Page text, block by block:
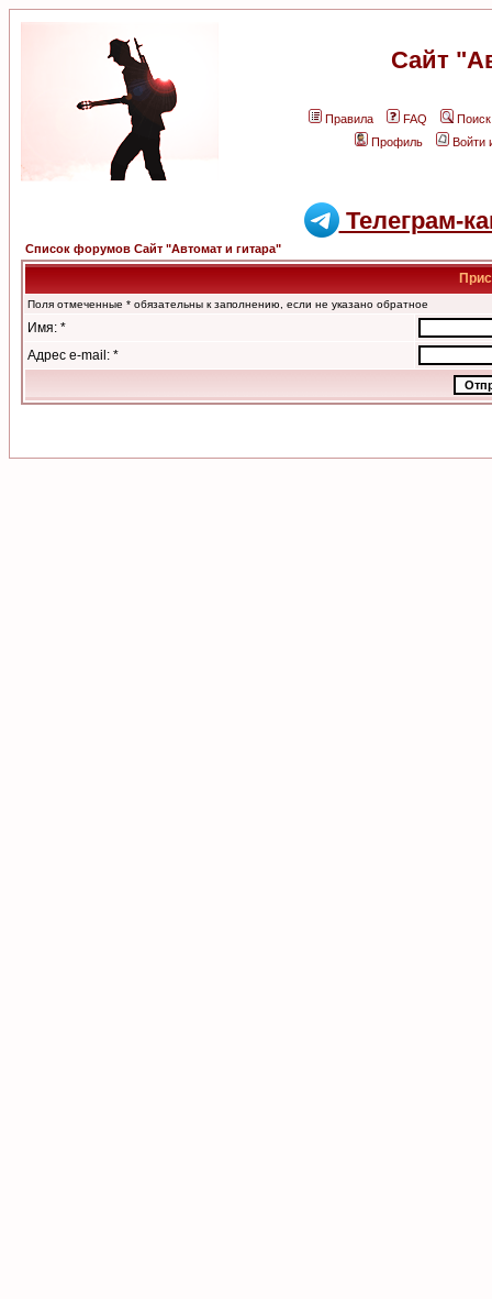
Сайт
Правила FAQ
Поиск
Профиль
Войти
Телеграм-
Список форумов Сайт "Автомат и гитара"
Поля отмеченные * обязательны к заполнению, если не указано обратное
Имя: *
Адрес e-mail: *